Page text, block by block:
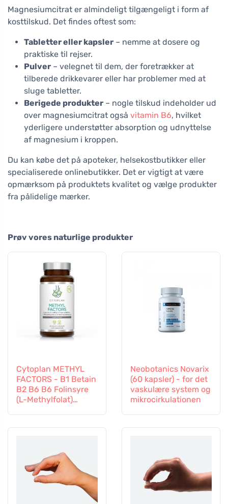
Magnesiumcitrat er almindeligt tilgængeligt i form af
kosttilskud. Det findes oftest som:
Tabletter eller kapsler – nemme at dosere og
praktiske til rejser.
Pulver – velegnet til dem, der foretrækker at
tilberede drikkevarer eller har problemer med at
sluge tabletter.
Berigede produkter – nogle tilskud indeholder ud
over magnesiumcitrat også vitamin B6, hvilket
yderligere understøtter absorption og udnyttelse
af magnesium i kroppen.
Du kan købe det på apoteker, helsekostbutikker eller
specialiserede onlinebutikker. Det er vigtigt at være
opmærksom på produktets kvalitet og vælge produkter
fra pålidelige mærker.
Prøv vores naturlige produkter
Cytoplan METHYL
FACTORS - B1 Betain
B2 B6 B6 Folinsyre
(L-Methylfolat)
Neobotanics Novarix
(60 kapsler) - for det
vaskulære system og
mikrocirkulationen